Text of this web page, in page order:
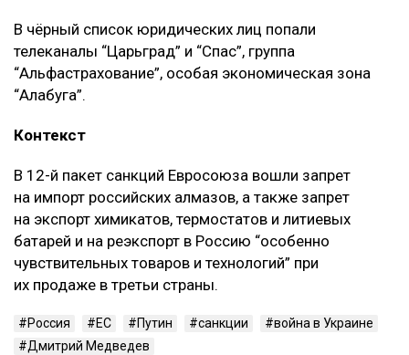
В чёрный список юридических лиц попали
телеканалы “Царьград” и “Спас”, группа
“Альфастрахование”, особая экономическая зона
“Алабуга”.
Контекст
В 12-й пакет санкций Евросоюза вошли запрет
на импорт российских алмазов, а также запрет
на экспорт химикатов, термостатов и литиевых
батарей и на реэкспорт в Россию “особенно
чувствительных товаров и технологий” при
их продаже в третьи страны.
Россия ЕС Путин санкции
война в Украине
Дмитрий Медведев